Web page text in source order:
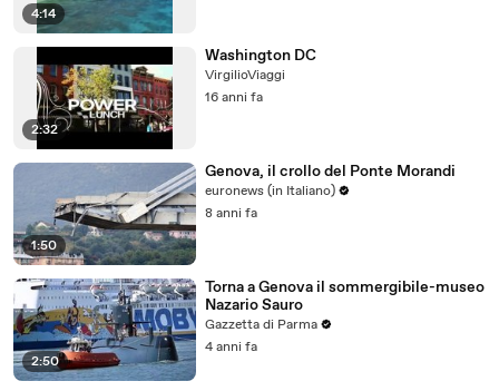
4:14
2:32
Washington DC
VirgilioViaggi
16 anni fa
1:50
Genova, il crollo del Ponte Morandi
euronews (in Italiano)
8 anni fa
2:50
Torna a Genova il sommergibile-museo
Nazario Sauro
Gazzetta di Parma
4 anni fa